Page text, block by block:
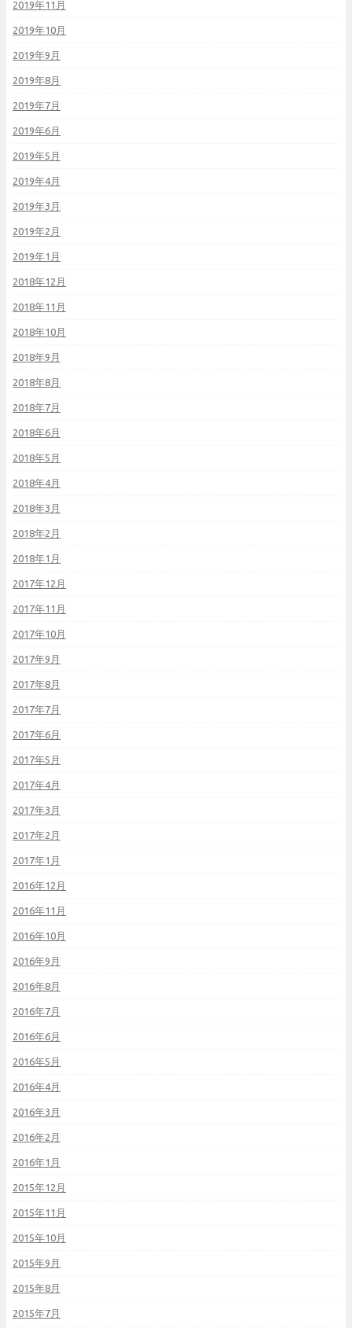
2019年11月
2019年10月
2019年9月
2019年8月
2019年7月
2019年6月
2019年5月
2019年4月
2019年3月
2019年2月
2019年1月
2018年12月
2018年11月
2018年10月
2018年9月
2018年8月
2018年7月
2018年6月
2018年5月
2018年4月
2018年3月
2018年2月
2018年1月
2017年12月
2017年11月
2017年10月
2017年9月
2017年8月
2017年7月
2017年6月
2017年5月
2017年4月
2017年3月
2017年2月
2017年1月
2016年12月
2016年11月
2016年10月
2016年9月
2016年8月
2016年7月
2016年6月
2016年5月
2016年4月
2016年3月
2016年2月
2016年1月
2015年12月
2015年11月
2015年10月
2015年9月
2015年8月
2015年7月